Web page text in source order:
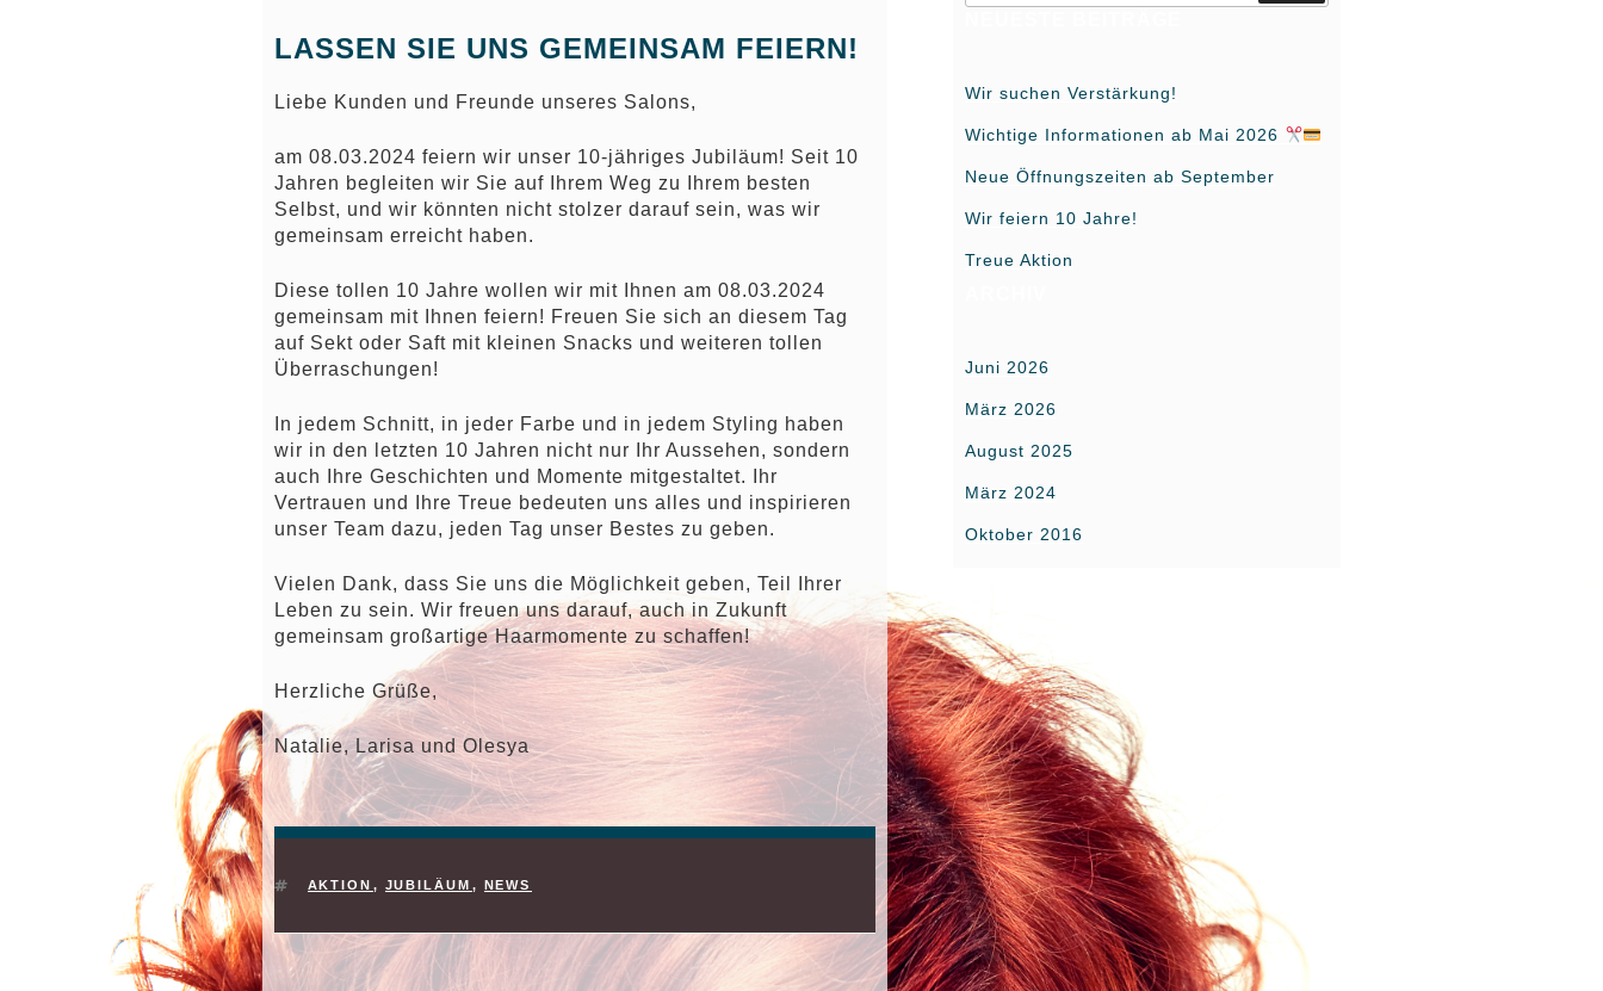
LASSEN SIE UNS GEMEINSAM FEIERN!
Liebe Kunden und Freunde unseres Salons,
am 08.03.2024 feiern wir unser 10-jähriges Jubiläum! Seit 10
Jahren begleiten wir Sie auf Ihrem Weg zu Ihrem besten
Selbst, und wir könnten nicht stolzer darauf sein, was wir
gemeinsam erreicht haben.
Diese tollen 10 Jahre wollen wir mit Ihnen am 08.03.2024
gemeinsam mit Ihnen feiern! Freuen Sie sich an diesem Tag
auf Sekt oder Saft mit kleinen Snacks und weiteren tollen
Überraschungen!
In jedem Schnitt, in jeder Farbe und in jedem Styling haben
wir in den letzten 10 Jahren nicht nur Ihr Aussehen, sondern
auch Ihre Geschichten und Momente mitgestaltet. Ihr
Vertrauen und Ihre Treue bedeuten uns alles und inspirieren
unser Team dazu, jeden Tag unser Bestes zu geben.
Vielen Dank, dass Sie uns die Möglichkeit geben, Teil Ihrer
Leben zu sein. Wir freuen uns darauf, auch in Zukunft
gemeinsam großartige Haarmomente zu schaffen!
Herzliche Grüße,
Natalie, Larisa und Olesya
SCHLAGWÖRTER
AKTION , JUBILÄUM , NEWS
Wir suchen Verstärkung!
Wichtige Informationen ab Mai 2026
Neue Öffnungszeiten ab September
Wir feiern 10 Jahre!
Treue Aktion
Juni 2026
März 2026
August 2025
März 2024
Oktober 2016